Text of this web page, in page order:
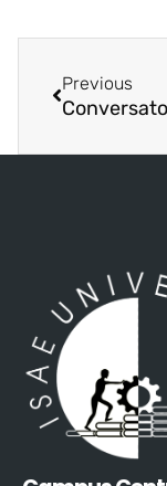
Previous